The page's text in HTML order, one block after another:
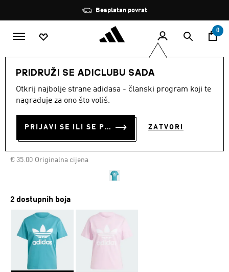
Zaustavi
rotaciju
Besplatan povrat
0
PRIDRUŽI SE ADICLUBU SADA
Otkrij najbolje strane adidasa - članski program koji te
nagrađuje za ono što voliš.
PRIJAVI SE ILI SE PRIDRUŽI SADA ZATVORI
Odjeća
MAJICA ADICOLOR
CLASSICS TREFOIL
Originalna cijena
Cijena umanjena od
€ 35.00za
2 dostupnih boja